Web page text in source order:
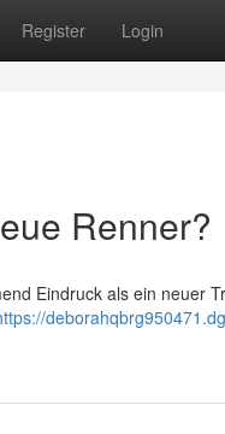
Register Login
Renner?
Eindruck als ein neuer